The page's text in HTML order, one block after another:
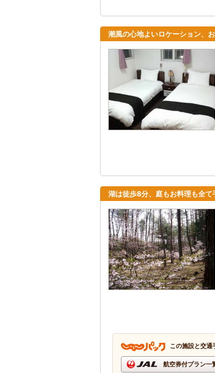
潮風の心地よいロケーション、
湖は徒歩8分、庭もお料理も全
この施設と交通
航空券付プラン一